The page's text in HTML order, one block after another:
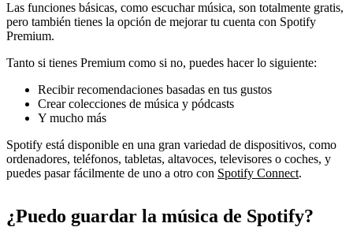
Las funciones básicas, como escuchar música, son totalmente gratis,
pero también tienes la opción de mejorar tu cuenta con Spotify
Premium.
Tanto si tienes Premium como si no, puedes hacer lo siguiente:
Recibir recomendaciones basadas en tus gustos
Crear colecciones de música y pódcasts
Y mucho más
Spotify está disponible en una gran variedad de dispositivos, como
ordenadores, teléfonos, tabletas, altavoces, televisores o coches, y
puedes pasar fácilmente de uno a otro con Spotify Connect.
¿Puedo guardar la música de Spotify?